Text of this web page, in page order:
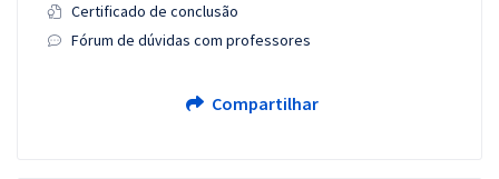
Certificado de conclusão
Fórum de dúvidas com professores
Compartilhar